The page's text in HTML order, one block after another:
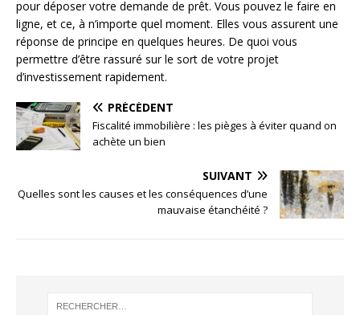
pour déposer votre demande de prêt. Vous pouvez le faire en
ligne, et ce, à n’importe quel moment. Elles vous assurent une
réponse de principe en quelques heures. De quoi vous
permettre d’être rassuré sur le sort de votre projet
d’investissement rapidement.
PRÉCÉDENT
Fiscalité immobilière : les pièges à éviter quand on
achète un bien
SUIVANT
Quelles sont les causes et les conséquences d’une
mauvaise étanchéité ?